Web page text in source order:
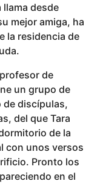
llama desde
mejor amiga, ha
la residencia de
de
un grupo de
de discípulas,
del que Tara
de la
con unos versos
Pronto los
en el